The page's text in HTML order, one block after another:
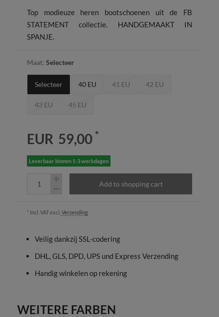
Top modieuze heren bootschoenen uit de FB
STATEMENT collectie. HANDGEMAAKT IN
SPANJE.
Maat: Selecteer
Selecteer 40 EU 41 EU 42 EU
43 EU 45 EU
EUR 59,00 *
Leverbaar binnen 1-3 werkdagen
Add to shopping cart
* Incl. VAT excl. Verzending
Veilig dankzij SSL-codering
DHL, GLS, DPD, UPS und Express Verzending
Handig winkelen op rekening
WEITERE FARBEN